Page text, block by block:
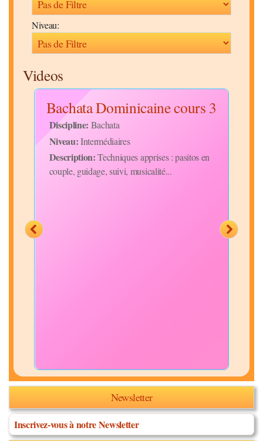
Niveau:
Videos
Bachata Dominicaine cours 3
Discipline: Bachata
Niveau:Intermédiaires
Description:Techniques apprises : pasitos en
couple, guidage, suivi, musicalité...
Newsletter
Inscrivez-vous à notre Newsletter